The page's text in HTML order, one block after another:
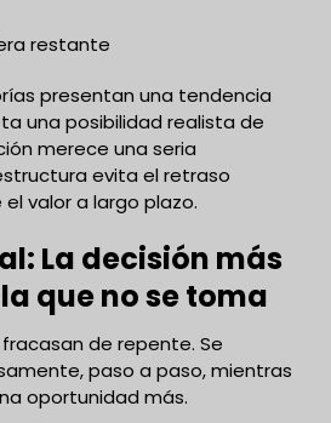
restante
presentan una tendencia
una posibilidad realista de
merece una seria
evita el retraso
valor a largo plazo.
La decisión más
que no se toma
de repente. Se
paso a paso, mientras
oportunidad más.